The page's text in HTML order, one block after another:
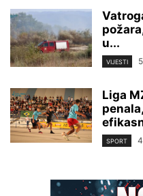
u...
VIJESTI
Liga
SPORT